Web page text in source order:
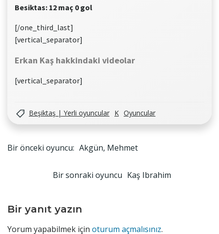
Besiktas: 12 maç 0 gol
[/one_third_last]
[vertical_separator]
Erkan Kaş hakkindaki videolar
[vertical_separator]
Beşiktaş | Yerli oyuncular K Oyuncular
Yazı
gezinmesi
Bir önceki oyuncu: Akgün, Mehmet
Yazı
Bir sonraki oyuncu Kaş Ibrahim
Bir yanıt yazın
Yorum yapabilmek için oturum açmalısınız.